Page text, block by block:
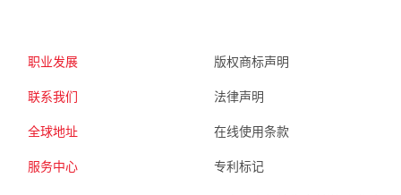
职业发展
联系我们
全球地址
服务中心
版权商标声明
法律声明
在线使用条款
专利标记